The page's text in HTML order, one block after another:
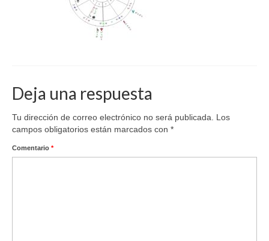
Deja una respuesta
Tu dirección de correo electrónico no será publicada.
Los
campos obligatorios están marcados con *
Comentario *